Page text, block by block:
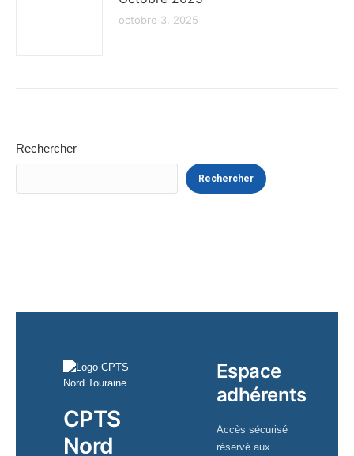
octobre 3, 2025
Rechercher
Rechercher
CPTS
Nord
Espace
adhérents
Accès sécurisé
réservé aux